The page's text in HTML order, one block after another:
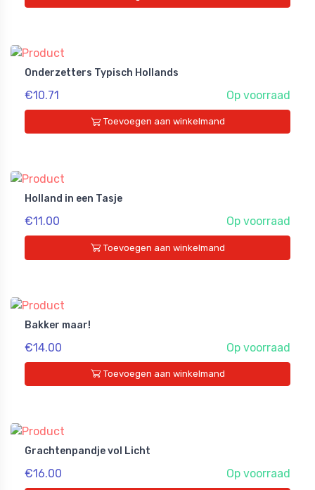
Onderzetters Typisch Hollands
€10.71 Op voorraad
Toevoegen aan winkelmand
Holland in een Tasje
€11.00 Op voorraad
Toevoegen aan winkelmand
Bakker maar!
€14.00 Op voorraad
Toevoegen aan winkelmand
Grachtenpandje vol Licht
€16.00 Op voorraad